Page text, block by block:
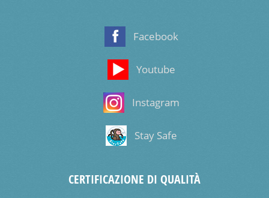
Facebook
Youtube
Instagram
Stay Safe
CERTIFICAZIONE DI QUALITÀ